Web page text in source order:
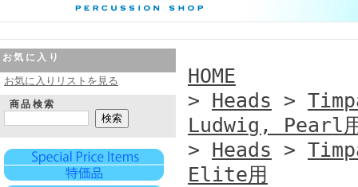
お気に入り
お気に入りリストを見る
商品検索
HOME
> Heads >
Ludwig, Pearl
> Heads >
Elite用